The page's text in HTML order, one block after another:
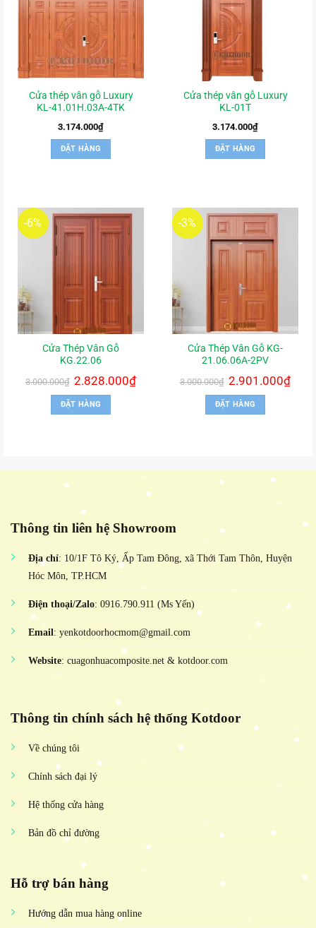
Cửa thép vân gỗ Luxury
KL-41.01H.03A-4TK
3.174.000₫
ĐẶT HÀNG
Cửa thép vân gỗ Luxury
KL-01T
3.174.000₫
ĐẶT HÀNG
-6%
Cửa Thép Vân Gỗ
KG.22.06
3.000.000₫ Giá
gốc
là:
3.000.000₫.
2.828.000₫Giá
ĐẶT HÀNG
-3%
Cửa Thép Vân Gỗ KG-
21.06.06A-2PV
3.000.000₫ Giá
gốc
là:
3.000.000₫.
2.901.000₫Giá
ĐẶT HÀNG
Thông tin liên hệ Showroom
Địa chỉ: 10/1F Tô Ký, Ấp Tam Đông, xã Thới Tam Thôn, Huyện
Hóc Môn, TP.HCM
Điện thoại/Zalo: 0916.790.911 (Ms Yến)
Email: yenkotdoorhocmom@gmail.com
Website: cuagonhuacomposite.net & kotdoor.com
Thông tin chính sách hệ thống Kotdoor
Về chúng tôi
Chính sách đại lý
Hệ thống cửa hàng
Bản đồ chỉ đường
Hỗ trợ bán hàng
Hướng dẫn mua hàng online